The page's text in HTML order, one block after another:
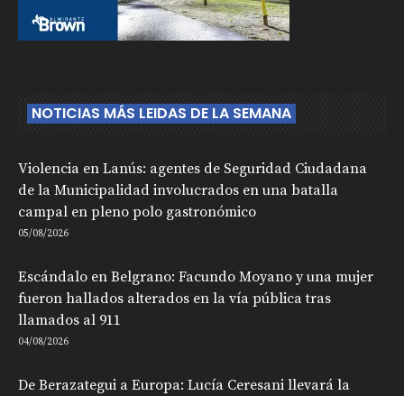
NOTICIAS MÁS LEIDAS DE LA SEMANA
Violencia en Lanús: agentes de Seguridad Ciudadana
de la Municipalidad involucrados en una batalla
campal en pleno polo gastronómico
05/08/2026
Escándalo en Belgrano: Facundo Moyano y una mujer
fueron hallados alterados en la vía pública tras
llamados al 911
04/08/2026
De Berazategui a Europa: Lucía Ceresani llevará la